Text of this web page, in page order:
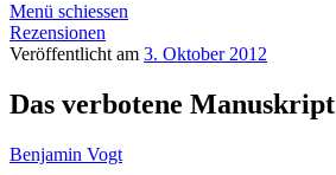
Menü schiessen
Rezensionen
Veröffentlicht am 3. Oktober 2012
Das verbotene Manuskript
Benjamin Vogt